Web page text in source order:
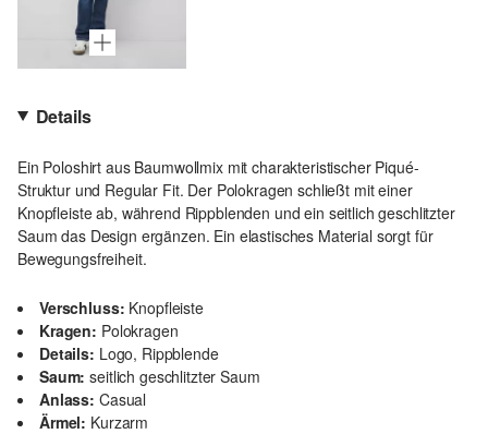
Details
Ein Poloshirt aus Baumwollmix mit charakteristischer Piqué-
Struktur und Regular Fit. Der Polokragen schließt mit einer
Knopfleiste ab, während Rippblenden und ein seitlich geschlitzter
Saum das Design ergänzen. Ein elastisches Material sorgt für
Bewegungsfreiheit.
Verschluss: Knopfleiste
Kragen: Polokragen
Details: Logo, Rippblende
Saum: seitlich geschlitzter Saum
Anlass: Casual
Ärmel: Kurzarm